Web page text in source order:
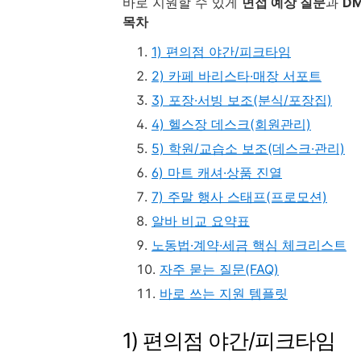
목차
1) 편의점 야간/피크타임
2) 카페 바리스타·매장 서포트
3) 포장·서빙 보조(분식/포장집)
4) 헬스장 데스크(회원관리)
5) 학원/교습소 보조(데스크·관리)
6) 마트 캐셔·상품 진열
7) 주말 행사 스태프(프로모션)
알바 비교 요약표
노동법·계약·세금 핵심 체크리스트
자주 묻는 질문(FAQ)
바로 쓰는 지원 템플릿
1) 편의점 야간/피크타임